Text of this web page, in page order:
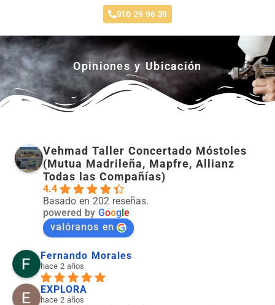
910 29 96 39
Opiniones y Ubicación
Vehmad Taller Concertado Móstoles
(Mutua Madrileña, Mapfre, Allianz
Todas las Compañías)
4.4
Basado en 202 reseñas.
powered by Google
valóranos en
Fernando Morales
hace 2 años
EXPLORA
hace 2 años